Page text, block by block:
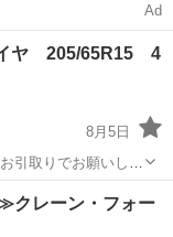
Ad
ヤ 205/65R15 4
8月5日
引取りでお願いしま
ル
クレーン・フォー